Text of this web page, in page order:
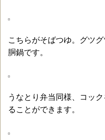
こちらがそばつゆ。グツ
胴鍋です。
うなとり弁当同様、コッ
ることができます。